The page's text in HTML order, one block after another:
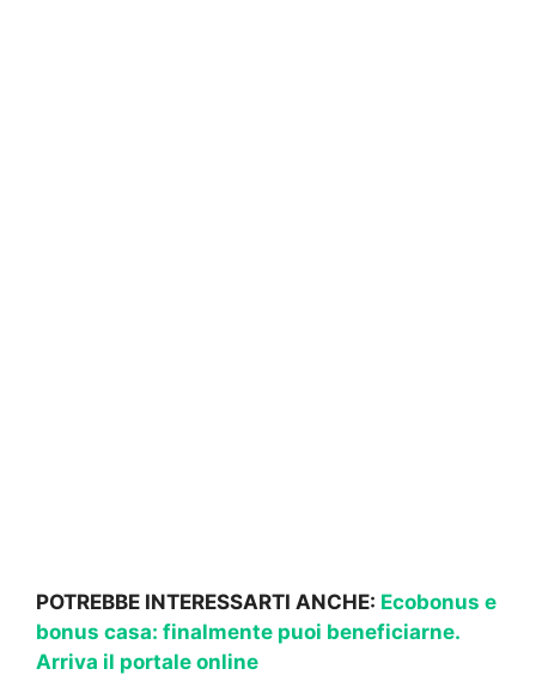
POTREBBE INTERESSARTI ANCHE: Ecobonus e
bonus casa: finalmente puoi beneficiarne.
Arriva il portale online